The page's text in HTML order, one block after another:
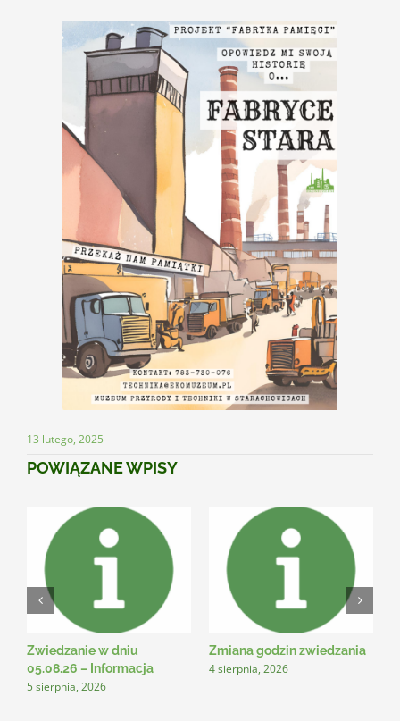
13 lutego, 2025
POWIĄZANE WPISY
Zwiedzanie w dniu
05.08.26 – Informacja
5 sierpnia, 2026
Zmiana godzin zwiedzania
4 sierpnia, 2026